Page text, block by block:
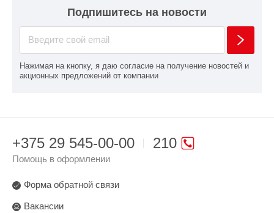
Подпишитесь на новости
Нажимая на кнопку, я даю согласие на получение новостей и
акционных предложений от компании
210
+375 29 545-00-00
Помощь в оформлении
Форма обратной связи
Вакансии